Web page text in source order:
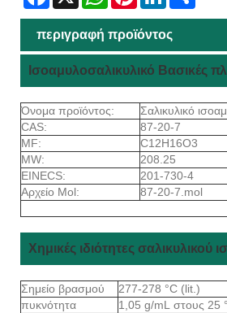
περιγραφή προϊόντος
Ισοαμυλοσαλικυλικό Βασικές
Όνομα προϊόντος:
Σαλικυλικό
CAS:
87-20-7
MF:
C12H16O3
MW:
208.25
EINECS:
201-730-4
Αρχείο Mol:
87-20-7.mol
Χημικές ιδιότητες σαλικυλικού
Σημείο βρασμού
277-278 °C (lit.)
πυκνότητα
1,05 g/mL στους 25